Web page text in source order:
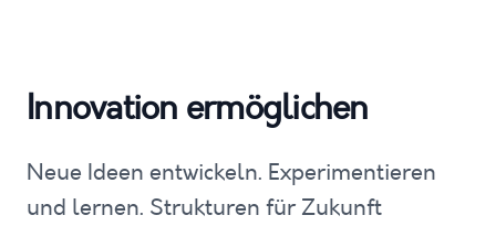
Innovation ermöglichen
Neue Ideen entwickeln. Experimentieren
und lernen. Strukturen für Zukunft